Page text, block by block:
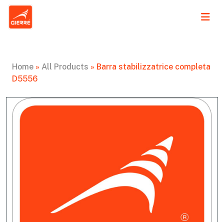
Home » All Products » Barra stabilizzatrice completa
D5556